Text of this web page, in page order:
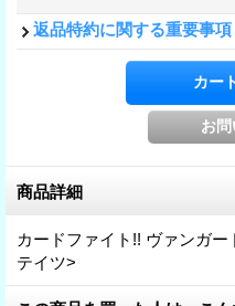
返品特約に関する重要事項
商品詳細
カードファイト!! ヴァンガ
テイツ>